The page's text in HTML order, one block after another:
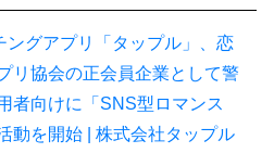
ングアプリ「タップル」、恋
リ協会の正会員企業として警
者向けに「SNS型ロマンス
動を開始 | 株式会社タップル